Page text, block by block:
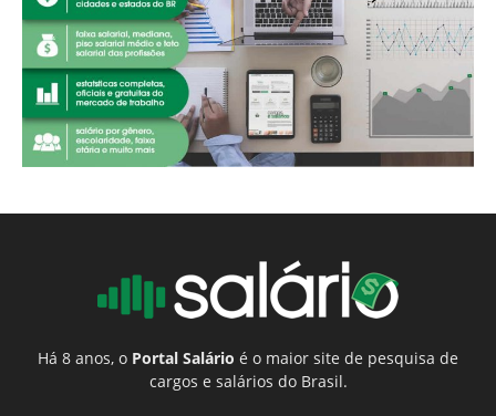
Há 8 anos, o Portal Salário é o maior site de pesquisa de
cargos e salários do Brasil.